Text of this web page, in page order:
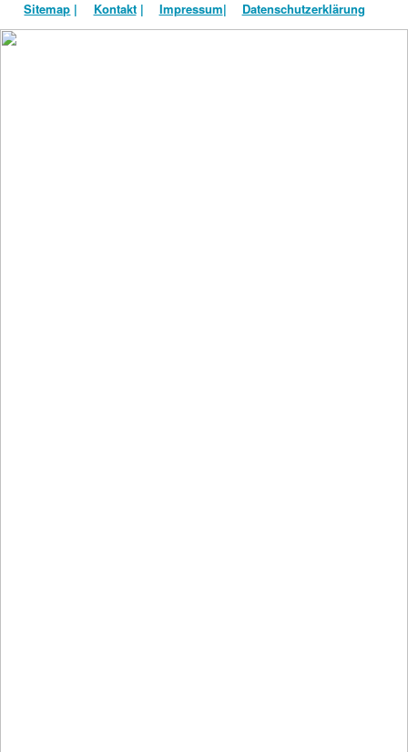
Sitemap | Kontakt| Impressum| Datenschutzerklärung